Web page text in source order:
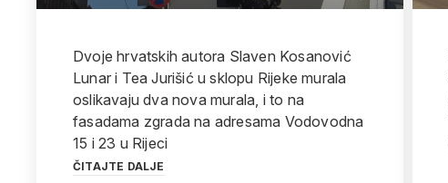
Dvoje hrvatskih autora Slaven Kosanović
Lunar i Tea Jurišić u sklopu Rijeke murala
oslikavaju dva nova murala, i to na
fasadama zgrada na adresama Vodovodna
15 i 23 u Rijeci
ČITAJTE DALJE